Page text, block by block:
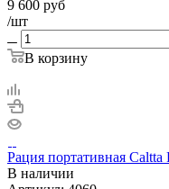
9 600 руб
/шт
В корзину
Рация портативная
В наличии